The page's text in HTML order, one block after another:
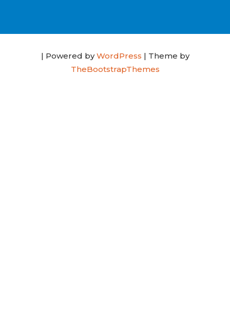
| Powered byWordPress | Theme by
TheBootstrapThemes